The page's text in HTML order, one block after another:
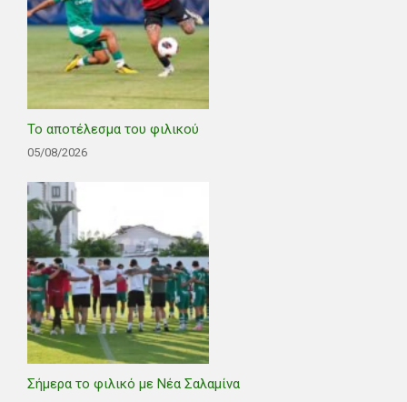
Το αποτέλεσμα του φιλικού
05/08/2026
Σήμερα το φιλικό με Νέα Σαλαμίνα